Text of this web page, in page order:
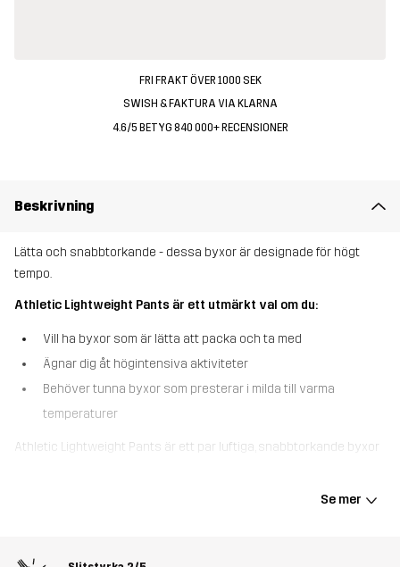
FRI FRAKT ÖVER 1000 SEK
SWISH & FAKTURA VIA KLARNA
4.6/5 BETYG 840 000+ RECENSIONER
Beskrivning
Lätta och snabbtorkande - dessa byxor är designade för högt
tempo.
Athletic Lightweight Pants är ett utmärkt val om du:
Vill ha byxor som är lätta att packa och ta med
Ägnar dig åt högintensiva aktiviteter
Behöver tunna byxor som presterar i milda till varma
temperaturer
Athletic Lightweight Pants är ett par luftiga, snabbtorkande byxor
Se mer